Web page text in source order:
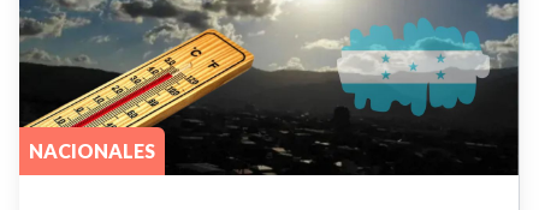
NACIONALES